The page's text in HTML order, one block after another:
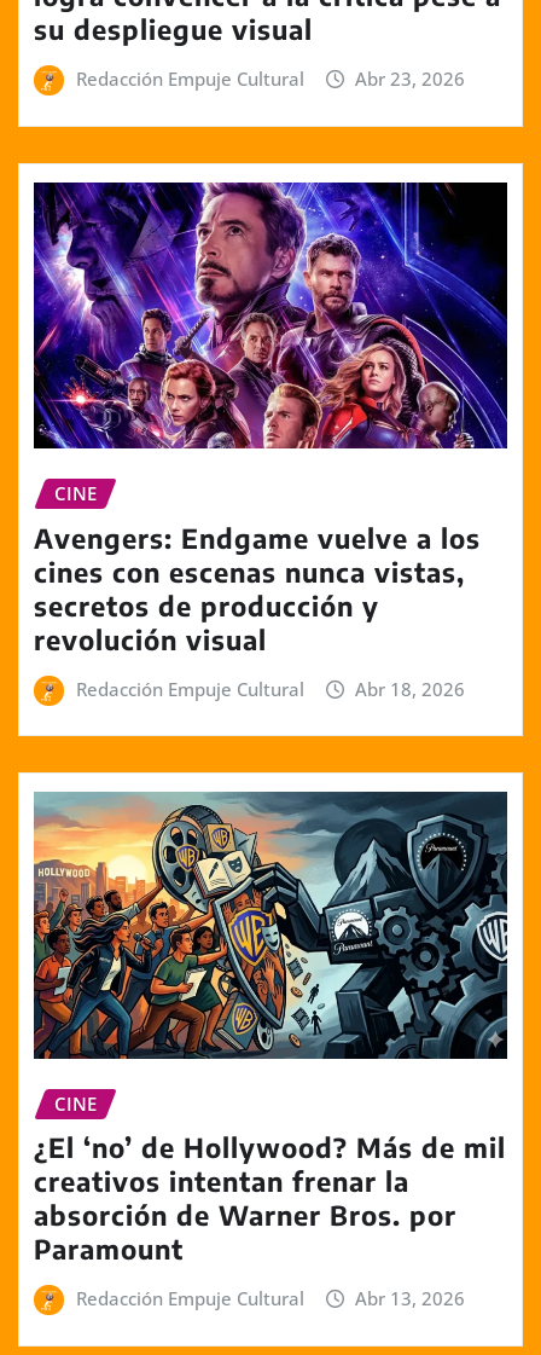
su despliegue visual
Redacción Empuje Cultural Abr 23, 2026
CINE
Avengers: Endgame vuelve a los
cines con escenas nunca vistas,
secretos de producción y
revolución visual
Redacción Empuje Cultural Abr 18, 2026
CINE
¿El ‘no’ de Hollywood? Más de mil
creativos intentan frenar la
absorción de Warner Bros. por
Paramount
Redacción Empuje Cultural Abr 13, 2026